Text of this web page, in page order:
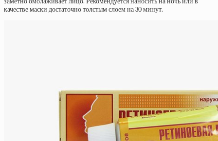
качестве маски достаточно толстым слоем на 30 минут.